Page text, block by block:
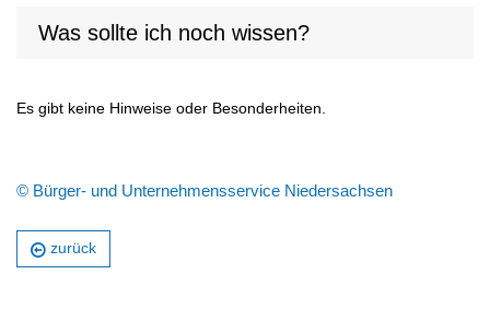
Was sollte ich noch wissen?
Es gibt keine Hinweise oder Besonderheiten.
© Bürger- und Unternehmensservice Niedersachsen
zurück